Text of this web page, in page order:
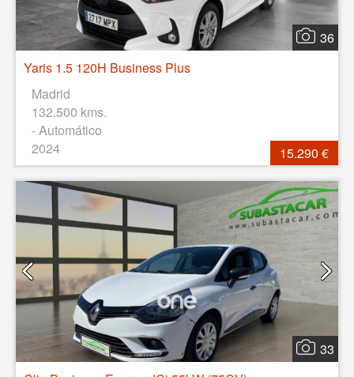
36
Yaris 1.5 120H Business Plus
Madrid
132.500 kms.
- Automático
2024
15.290 €
33